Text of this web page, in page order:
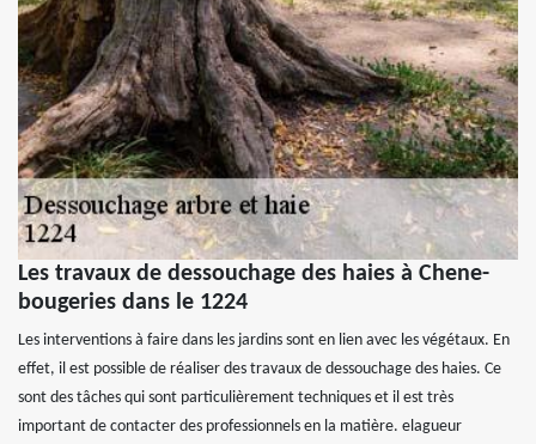
Les travaux de dessouchage des haies à Chene-
bougeries dans le 1224
Les interventions à faire dans les jardins sont en lien avec les végétaux. En
effet, il est possible de réaliser des travaux de dessouchage des haies. Ce
sont des tâches qui sont particulièrement techniques et il est très
important de contacter des professionnels en la matière. elagueur